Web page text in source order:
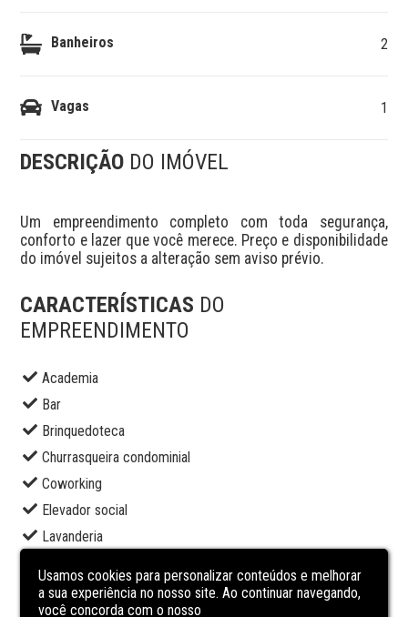
Banheiros 2
Vagas 1
DESCRIÇÃO DO IMÓVEL
Um empreendimento completo com toda segurança,
conforto e lazer que você merece. Preço e disponibilidade
do imóvel sujeitos a alteração sem aviso prévio.
CARACTERÍSTICAS DO
EMPREENDIMENTO
Academia
Bar
Brinquedoteca
Churrasqueira condominial
Coworking
Elevador social
Lavanderia
Piscina adulto
Usamos cookies para personalizar conteúdos e melhorar
a sua experiência no nosso site. Ao continuar navegando,
você concorda com o nosso